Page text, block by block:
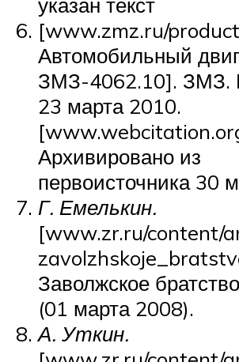
[www.zmz.ru/
Автомобильный
ЗМЗ-4062.10]. ЗМЗ.
23 марта 2010.
Архивировано из
первоисточника 30
Г. Емелькин.
[www.zr.ru/content/
Заволжское
(01 марта 2008).
А. Уткин.